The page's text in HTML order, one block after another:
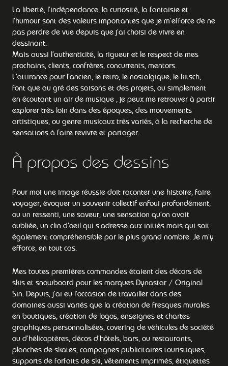
La liberté, l’indépendance, la curiosité, la fantaisie et
l’humour sont des valeurs importantes que je m’efforce de ne
pas perdre de vue depuis que j’ai choisi de vivre en
dessinant.
Mais aussi l’authenticité, la rigueur et le respect de mes
prochains, clients, confrères, concurrents, mentors.
L’attirance pour l’ancien, le retro, le nostalgique, le kitsch,
font que au gré des saisons et des projets, ou simplement
en écoutant un air de musique , je peux me retrouver à partir
explorer très loin dans des époques, des mouvements
artistiques, ou genre musicaux très variés, à la recherche de
sensations à faire revivre et partager.
À propos des dessins
Pour moi une image réussie doit raconter une histoire, faire
voyager, évoquer un souvenir collectif enfoui profondément,
ou un ressenti, une saveur, une sensation qu’on avait
oubliée, un clin d’oeil qui s’adresse aux initiés mais qui soit
également compréhensible par le plus grand nombre. Je m’y
efforce, en tout cas.
Mes toutes premières commandes étaient des décors de
skis et snowboard pour les marques Dynastar / Original
Sin. Depuis, j’ai eu l’occasion de travailler dans des
domaines aussi variés que la création de fresques murales
en boutiques, création de logos, enseignes et chartes
graphiques personnalisées, covering de véhicules de société
ou d’hélicoptères, décos d’hôtels, bars, ou restaurants,
planches de skates, campagnes publicitaires touristiques,
supports de forfaits de ski, vêtements imprimés, étiquettes